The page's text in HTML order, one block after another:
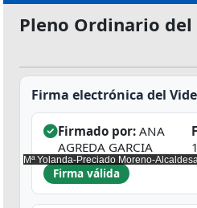
Pleno Ordinario del
Firma electrónica del
Firmado por: ANA
AGREDA GARCIA
Firma válida